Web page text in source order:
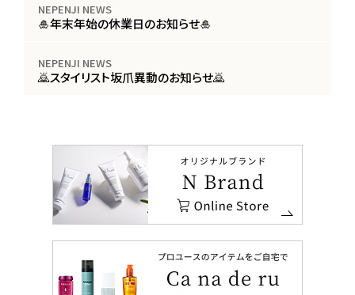
NEPENJI NEWS
🎍年末年始の休業日のお知らせ🎍
NEPENJI NEWS
🙇スタイリスト坂爪異動のお知らせ🙇